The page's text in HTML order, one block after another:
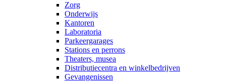
Zorg
Onderwijs
Kantoren
Laboratoria
Parkeergarages
Stations en perrons
Theaters, musea
Distributiecentra en winkelbedrijven
Gevangenissen